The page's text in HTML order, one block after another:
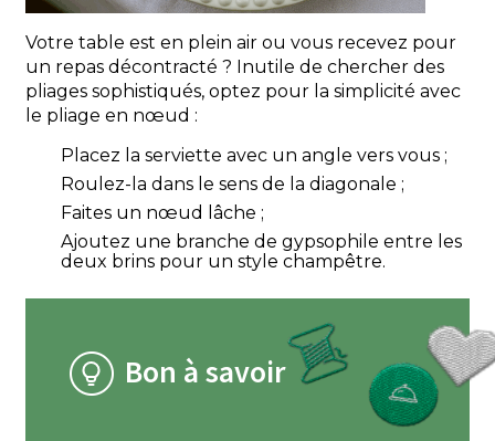
Votre table est en plein air ou vous recevez pour
un repas décontracté ? Inutile de chercher des
pliages sophistiqués, optez pour la simplicité avec
le pliage en nœud :
Placez la serviette avec un angle vers vous ;
Roulez-la dans le sens de la diagonale ;
Faites un nœud lâche ;
Ajoutez une branche de gypsophile entre les
deux brins pour un style champêtre.
Bon à savoir